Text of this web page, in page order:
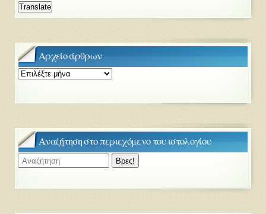
language
this
page
Translate
Αρχείο άρθρων
Αρχείο
άρθρων
Αναζήτηση στο περιεχόμενο του ιστολογίου